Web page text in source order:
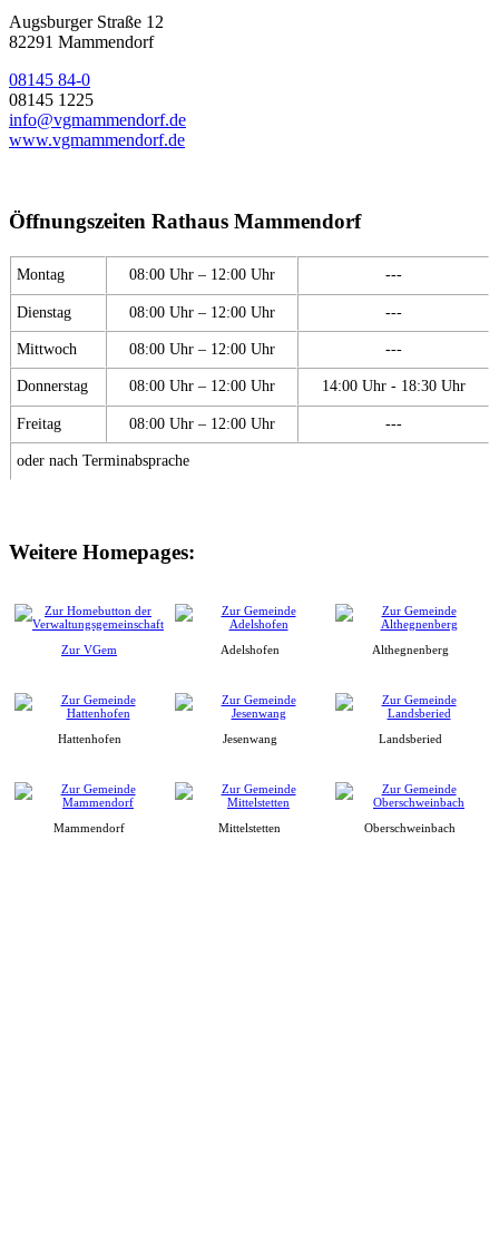
Augsburger Straße 12
82291 Mammendorf
08145 84-0
08145 1225
info@vgmammendorf.de
www.vgmammendorf.de
Öffnungszeiten Rathaus Mammendorf
Montag 08:00 Uhr – 12:00 Uhr ---
Dienstag 08:00 Uhr – 12:00 Uhr ---
Mittwoch 08:00 Uhr – 12:00 Uhr ---
Donnerstag 08:00 Uhr – 12:00 Uhr 14:00 Uhr - 18:30 Uhr
Freitag 08:00 Uhr – 12:00 Uhr ---
oder nach Terminabsprache
Weitere Homepages:
Zur VGem Adelshofen Althegnenberg
Hattenhofen Jesenwang Landsberied
Mammendorf Mittelstetten Oberschweinbach